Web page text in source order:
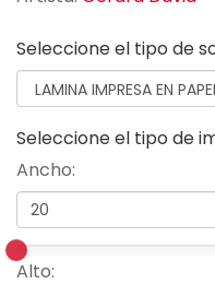
Seleccione el tipo de
Seleccione el tipo de
Ancho:
Alto: